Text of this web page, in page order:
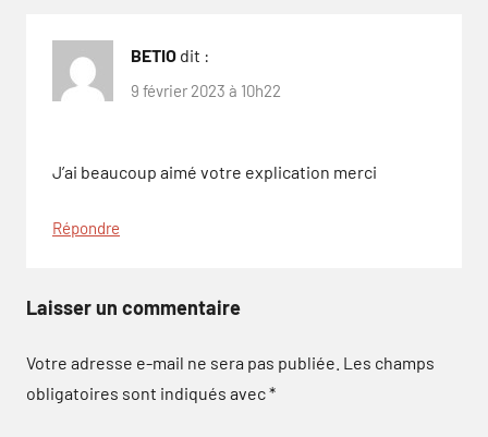
BETIO dit :
9 février 2023 à 10h22
J’ai beaucoup aimé votre explication merci
Répondre
Laisser un commentaire
Votre adresse e-mail ne sera pas publiée. Les champs
obligatoires sont indiqués avec*